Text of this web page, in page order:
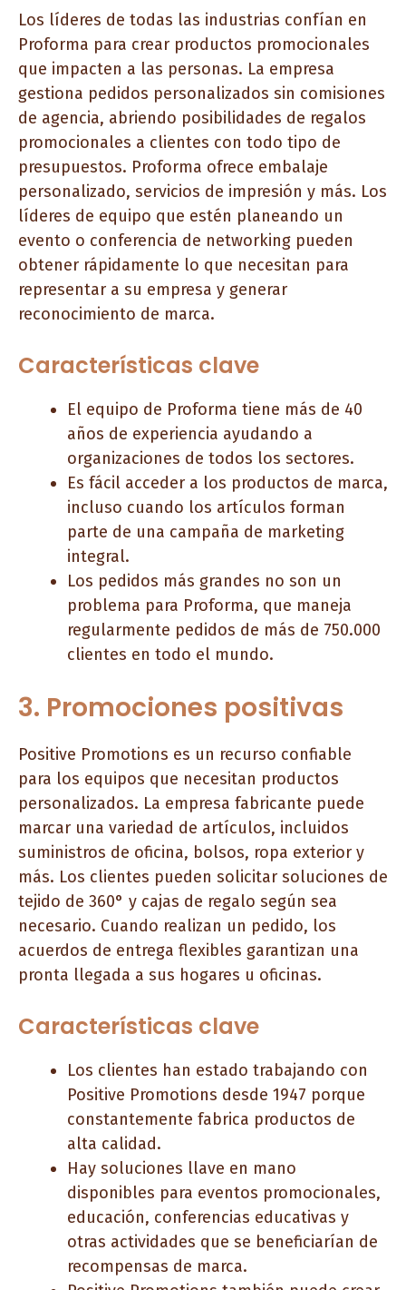
Los líderes de todas las industrias confían en
Proforma para crear productos promocionales
que impacten a las personas. La empresa
gestiona pedidos personalizados sin comisiones
de agencia, abriendo posibilidades de regalos
promocionales a clientes con todo tipo de
presupuestos. Proforma ofrece embalaje
personalizado, servicios de impresión y más. Los
líderes de equipo que estén planeando un
evento o conferencia de networking pueden
obtener rápidamente lo que necesitan para
representar a su empresa y generar
reconocimiento de marca.
Características clave
El equipo de Proforma tiene más de 40
años de experiencia ayudando a
organizaciones de todos los sectores.
Es fácil acceder a los productos de marca,
incluso cuando los artículos forman
parte de una campaña de marketing
integral.
Los pedidos más grandes no son un
problema para Proforma, que maneja
regularmente pedidos de más de 750.000
clientes en todo el mundo.
3. Promociones positivas
Positive Promotions es un recurso confiable
para los equipos que necesitan productos
personalizados. La empresa fabricante puede
marcar una variedad de artículos, incluidos
suministros de oficina, bolsos, ropa exterior y
más. Los clientes pueden solicitar soluciones de
tejido de 360° y cajas de regalo según sea
necesario. Cuando realizan un pedido, los
acuerdos de entrega flexibles garantizan una
pronta llegada a sus hogares u oficinas.
Características clave
Los clientes han estado trabajando con
Positive Promotions desde 1947 porque
constantemente fabrica productos de
alta calidad.
Hay soluciones llave en mano
disponibles para eventos promocionales,
educación, conferencias educativas y
otras actividades que se beneficiarían de
recompensas de marca.